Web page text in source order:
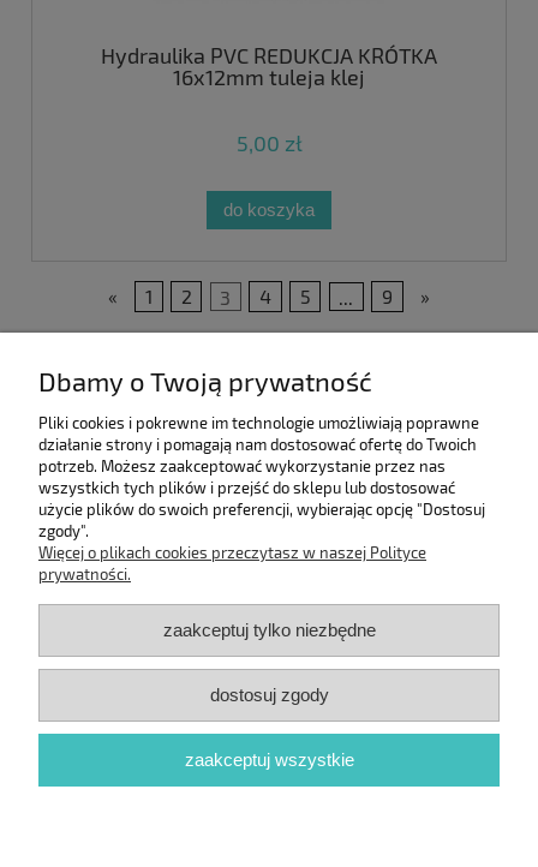
Hydraulika PVC REDUKCJA KRÓTKA
16x12mm tuleja klej
5,00 zł
do koszyka
« 1 2 3 4 5 9 »
Moje konto
Informacje
Dbamy o Twoją prywatność
Pliki cookies i pokrewne im technologie umożliwiają poprawne
działanie strony i pomagają nam dostosować ofertę do Twoich
potrzeb. Możesz zaakceptować wykorzystanie przez nas
wszystkich tych plików i przejść do sklepu lub dostosować
użycie plików do swoich preferencji, wybierając opcję "Dostosuj
zgody".
Więcej o plikach cookies przeczytasz w naszej Polityce
prywatności.
zaakceptuj tylko niezbędne
dostosuj zgody
zaakceptuj wszystkie